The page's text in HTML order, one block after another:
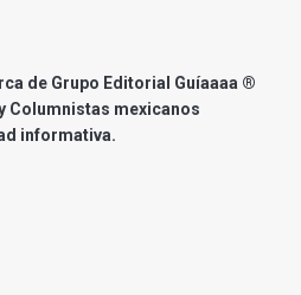
de Grupo Editorial Guíaaaa ®
Columnistas mexicanos
informativa.